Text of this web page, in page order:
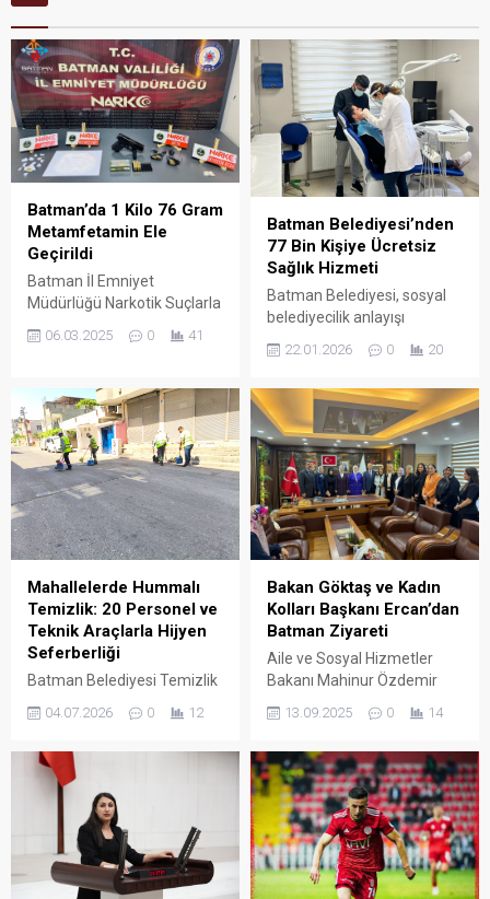
Batman’da 1 Kilo 76 Gram
Metamfetamin Ele
Geçirildi
Batman İl Emniyet
Müdürlüğü Narkotik Suçlarla
ekipleri, uyuşturucu
gerçekleştirerek 1 kilo 76
gram metamfetamin ele
geçirdi.
06.03.2025 0 41
Batman Belediyesi’nden
77 Bin Kişiye Ücretsiz
Sağlık Hizmeti
Batman Belediyesi, sosyal
belediyecilik anlayışı
doğrultusunda yürüttüğü
ücretsiz sağlık hizmetleriyle
ihtiyaca karşılık vermeye
devam ediyor.
22.01.2026 0 20
Mahallelerde Hummalı
Temizlik: 20 Personel ve
Teknik Araçlarla Hijyen
Seferberliği
Batman Belediyesi Temizlik
sakinlerinin daha temiz,
çevrede yaşamlarını
sürdürebilmesi amacıyla
yürüttüğü geniş kapsamlı
mahalle temizlik programını
kesintisiz sürdürüyor.
04.07.2026 0 12
Bakan Göktaş ve Kadın
Kolları Başkanı Ercan’dan
Batman Ziyareti
Aile ve Sosyal Hizmetler
Bakanı Mahinur Özdemir
Merkez Kadın Kolları
programları kapsamında
Batman’a gelerek AK Parti
Batman İl Başkanlığını
ziyaret etti.
13.09.2025 0 14